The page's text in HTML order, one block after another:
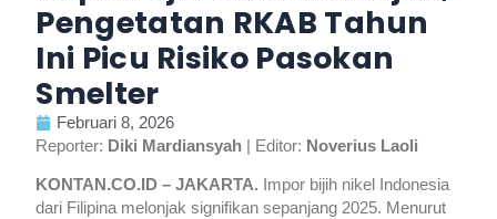
Pengetatan RKAB Tahun
Ini Picu Risiko Pasokan
Smelter
Februari 8, 2026
Reporter: Diki Mardiansyah | Editor: Noverius Laoli
KONTAN.CO.ID – JAKARTA.
Impor bijih nikel Indonesia
dari Filipina melonjak signifikan sepanjang 2025. Menurut